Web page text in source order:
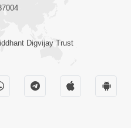
Digvijay Trust